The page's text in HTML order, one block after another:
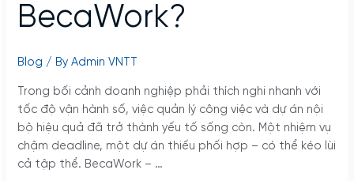
BecaWork?
Blog / ByAdmin VNTT
Trong bối cảnh doanh nghiệp phải thích nghi nhanh với
tốc độ vận hành số, việc quản lý công việc và dự án nội
bộ hiệu quả đã trở thành yếu tố sống còn. Một nhiệm vụ
chậm deadline, một dự án thiếu phối hợp – có thể kéo lùi
cả tập thể. BecaWork – …